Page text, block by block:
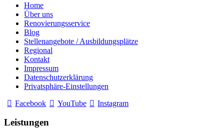
Home
Über uns
Renovierungsservice
Blog
Stellenangebote / Ausbildungsplätze
Regional
Kontakt
Impressum
Datenschutzerklärung
Privatsphäre-Einstellungen
Facebook
YouTube Instagram
Leistungen